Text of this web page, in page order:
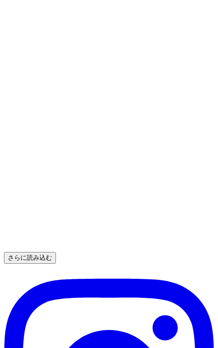
さらに読み込む